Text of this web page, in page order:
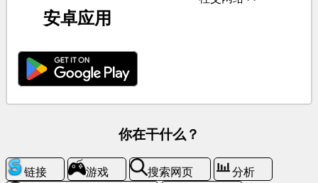
标
安卓应用
你在干什么？
链接 游戏 搜索网页
分析